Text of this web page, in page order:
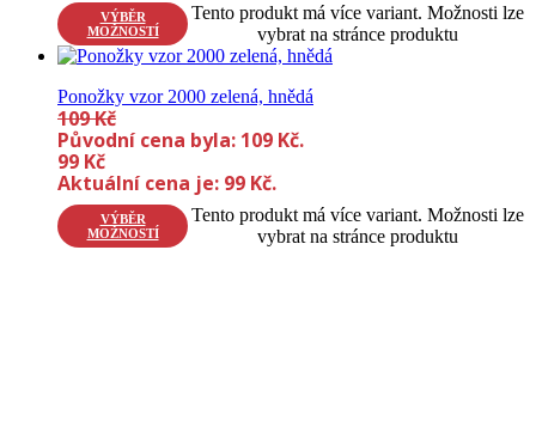
VÝBĚR
MOŽNOSTÍ
Tento produkt má více variant. Možnosti lze
vybrat na stránce produktu
Ponožky vzor 2000 zelená, hnědá
109Kč
Původní cena byla: 109 Kč.
99 Kč
Aktuální cena je: 99 Kč.
VÝBĚR
MOŽNOSTÍ
Tento produkt má více variant. Možnosti lze
vybrat na stránce produktu